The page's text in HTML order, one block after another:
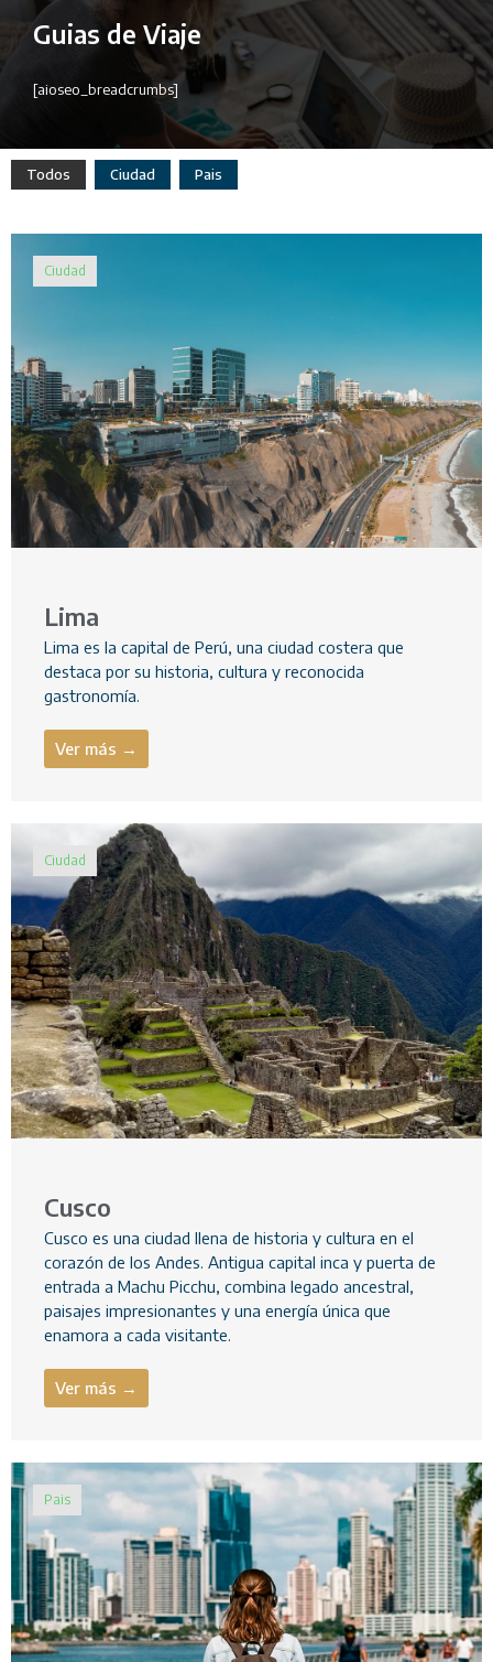
Guias de Viaje
[aioseo_breadcrumbs]
Todos Ciudad Pais
Ciudad
Lima
Lima es la capital de Perú, una ciudad costera que
destaca por su historia, cultura y reconocida
gastronomía.
Ver más →
Ciudad
Cusco
Cusco es una ciudad llena de historia y cultura en el
corazón de los Andes. Antigua capital inca y puerta de
entrada a Machu Picchu, combina legado ancestral,
paisajes impresionantes y una energía única que
enamora a cada visitante.
Ver más →
Pais